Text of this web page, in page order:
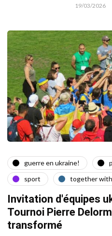
19/03/2026
guerre en ukraine!
sport
together
Invitation d'équipes
Tournoi Pierre
transformé